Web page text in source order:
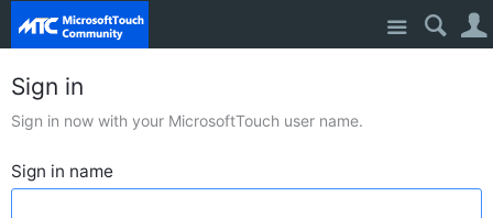
Site
Sign in
Sign in now with your MicrosoftTouch user name.
Sign in name